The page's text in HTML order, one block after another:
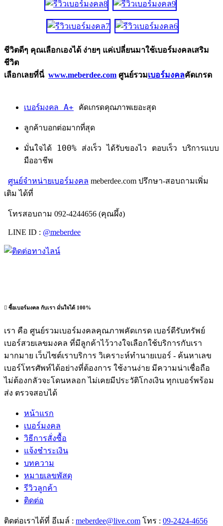
ชีวิตดีๆ คุณเลือกเองได้ ง่ายๆ แค่เปลี่ยนมาใช้เบอร์มงคลเสริม
ชีวิต
เลือกเลยที่นี่ www.meberdee.com ศูนย์รวมเบอร์มงคลคัดเกรด
เบอร์มงคล A+ คัดเกรดคุณภาพเยอะสุด
ลูกค้าบอกต่อมากที่สุด
มั่นใจได้ 100% ส่งเร็ว ได้รับของไว ตอบเร็ว บริการแบบ
มืออาชีพ
ศูนย์จำหน่ายเบอร์มงคล meberdee.com ปรึกษา-สอบถามเพิ่ม
เติม ได้ที่
โทรสอบถาม 092-4244656 (คุณผึ้ง)
LINE ID : @meberdee
ซื้อเบอร์มงคล กับเรา มั่นใจได้ 100%
เรา คือ ศูนย์รวมเบอร์มงคลคุณภาพคัดเกรด เบอร์ดีรับทรัพย์
เบอร์สวยเลขมงคล ที่มีลูกค้าไว้วางใจเลือกใช้บริการกับเรา
มากมาย เว็บไซต์เราบริการ วิเคราะห์ทำนายเบอร์ - ค้นหาเลข
เบอร์โทรศัพท์ได้อย่างที่ต้องการ ใช้งานง่าย มีความน่าเชื่อถือ
ไม่ต้องกลัวจะโดนหลอก ไม่เคยมีประวัติโกงเงิน ทุกเบอร์พร้อม
ส่ง ตรวจสอบได้
หน้าแรก
เบอร์มงคล
วิธีการสั่งซื้อ
แจ้งชำระเงิน
บทความ
หมายเลขพัสดุ
รีวิวลูกค้า
ติดต่อ
ติดต่อเราได้ที่ อีเมล์ : meberdee@live.com โทร : 09-2424-4656